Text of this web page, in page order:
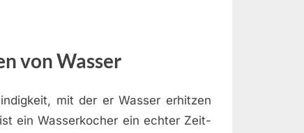
von Wasser
mit der er Wasser erhitzen
ein Wasserkocher ein echter Zeit-